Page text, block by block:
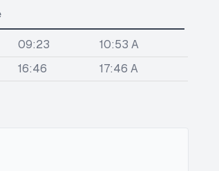
09:23
10:53 A
16:46
17:46 A